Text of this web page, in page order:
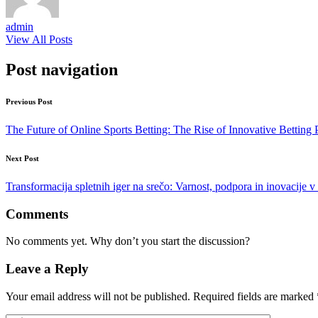
admin
View All Posts
Post navigation
Previous Post
The Future of Online Sports Betting: The Rise of Innovative Betting
Next Post
Transformacija spletnih iger na srečo: Varnost, podpora in inovacije
Comments
No comments yet. Why don’t you start the discussion?
Leave a Reply
Your email address will not be published. Required fields are marked